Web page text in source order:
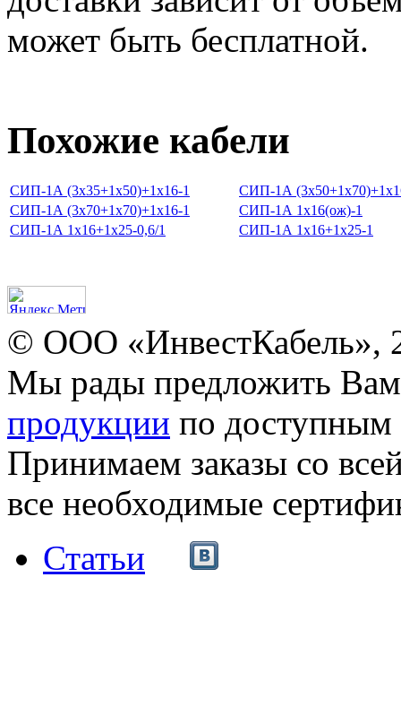
может быть бесплатной.
Похожие кабели
СИП-1А (3х35+1х50)+1х16-1
СИП-1А
СИП-1А (3х70+1х70)+1х16-1
СИП-1А 1х16(ож)-1
СИП-1А 1х16+1х25-0,6/1
СИП-1А 1х16+1х25-1
© ООО «ИнвестКабель»,
Мы рады предложить
продукции по доступным
Принимаем заказы со
все необходимые
Статьи